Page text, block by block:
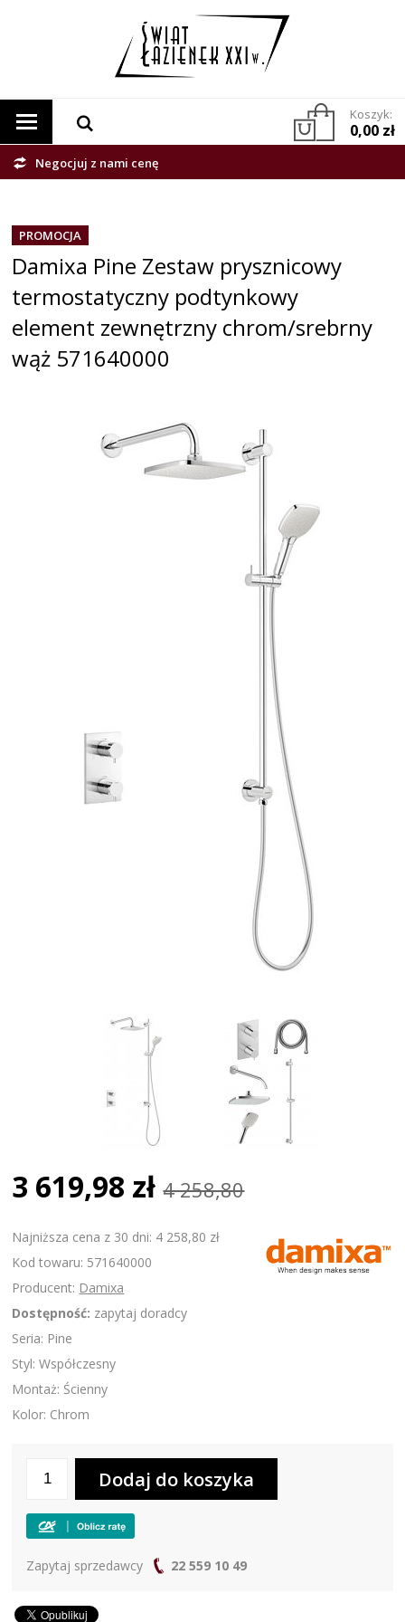
Koszyk:
0,00 zł
Negocjuj z nami cenę
PROMOCJA
Damixa Pine Zestaw prysznicowy
termostatyczny podtynkowy
element zewnętrzny chrom/srebrny
wąż 571640000
3 619,98 zł 4 258,80
Najniższa cena z 30 dni: 4 258,80 zł
Kod towaru: 571640000
Producent: Damixa
Dostępność: zapytaj doradcy
Seria: Pine
Styl: Współczesny
Montaż: Ścienny
Kolor: Chrom
Zapytaj sprzedawcy 22 559 10 49